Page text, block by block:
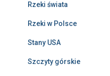
Rzeki świata
Rzeki w Polsce
Stany USA
Szczyty górskie